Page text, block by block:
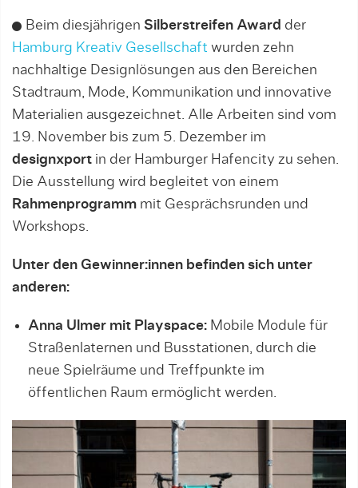
Beim diesjährigen Silberstreifen Award der
Hamburg Kreativ Gesellschaft wurden zehn
nachhaltige Designlösungen aus den Bereichen
Stadtraum, Mode, Kommunikation und innovative
Materialien ausgezeichnet. Alle Arbeiten sind vom
19. November bis zum 5. Dezember im
designxport in der Hamburger Hafencity zu sehen.
Die Ausstellung wird begleitet von einem
Rahmenprogramm mit Gesprächsrunden und
Workshops.
Unter den Gewinner:innen befinden sich unter
anderen:
Anna Ulmer mit Playspace: Mobile Module für
Straßenlaternen und Busstationen, durch die
neue Spielräume und Treffpunkte im
öffentlichen Raum ermöglicht werden.